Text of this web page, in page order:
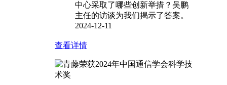
中心采取了哪些创新举措？吴鹏
主任的访谈为我们揭示了答案。
2024-12-11
查看详情